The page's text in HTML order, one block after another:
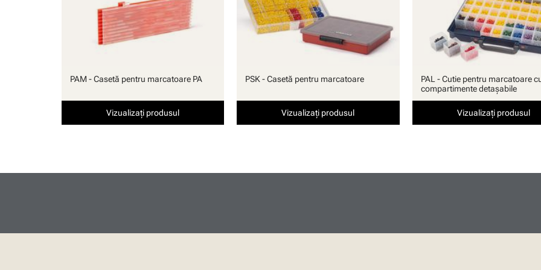
PAM - Casetă pentru marcatoare PA
Vizualizați produsul
PSK - Casetă pentru marcatoare
Vizualizați produsul
PAL - Cutie pentru marcatoare
compartimente detaşabile
Vizualizați produsul